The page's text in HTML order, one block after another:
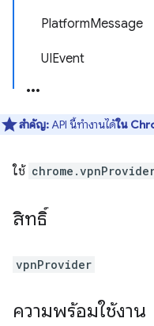
PlatformMessage
UIEvent
สำคัญ:API นี้ทำงานได้ใน
ใช้
สิทธิ์
vpnProvider
ความพร้อมใช้งาน